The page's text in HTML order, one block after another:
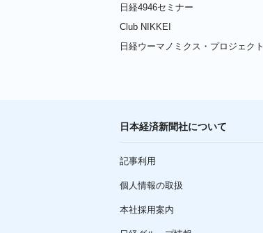
日経4946セミナー
Club NIKKEI
日経ウーマノミクス・プロジェクト
日本経済新聞社について
記事利用
個人情報の取扱
本社採用案内